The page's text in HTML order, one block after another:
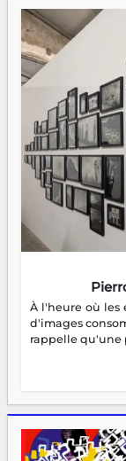
À l'heure où les
d'images
rappelle qu'une